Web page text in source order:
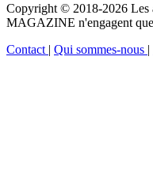
Copyright © 2018-2026
MAGAZINE n'engagent que
Contact | Qui sommes-nous |